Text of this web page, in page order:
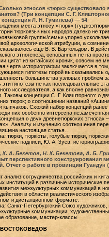
этносов «тюрк» существовало
(Три концепции С. Г.
концепция Л. Н. Гумилева) — 54
места этносу «тюрк» (туцзюэ/
тюркоязычных народов далеко не
группы/семьи упорно
археологической атрибуции, а
еще В. В. Бартольдом. В
этногенеза, основанных не на
цитат из китайских хроник, совсем не
черта историографии заключается в
гипотезы порой высказывались
большинства узловых проблем
эти гипотезы не как последовательные
исследователя, а как вполне
Таковы концепции С. Г. Кляшторного: о
тюрок; о соотношении названий
кыпчаков. Схожий набор концепций ранее
них особенно интересна
о двух древнетюркских этносах
Анализу и изучению соотношения
настоящая статья.
тюрки, тюркюты, голубые тюрки,
надписи, Ю. А. Зуев,
К. А. Бекетов, Н. К. Бекетова, А. Б.
перспективного конструирования
Отчет о работе в провинции Гуандун
анализ сотрудничества российских и
институций в различные исторические
межкультурных коммуникаций в
в области реалистического
и дистанционном формате.
Санкт-Петербургский Союз художников,
коммуникации,
образование, мастер-классы